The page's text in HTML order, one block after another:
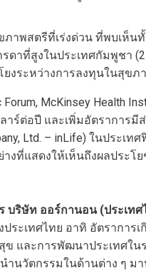
พสตรีที่เร่งด่วน ที่พบเห็น
าที่สูงในประเทศกัมพูชา
งระหว่างการลงทุนในสุ
McKinsey Health
าร์ต่อปี และเพิ่มอัตราก
Ltd. – inLife) ในประ
งที่แสดงให้เห็นถึงผลประ
บริษัท ออร์กานอน (ประเทศ
ะเทศไทย อาทิ อัตรากา
และการพัฒนาประเทศใ
นวัตกรรมในด้านต่าง ๆ